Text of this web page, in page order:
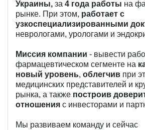
Украины, за 4 года работы на
рынке. При этом, работает с
узкоспециализированными
неврологами, урологами и
Миссия компании - вывести
фармацевтическом сегменте на
новый уровень, облегчив при
медицинских представителей и
рынка, а также построив
отношения с инвесторами и
Мы развиваем команду и сейчас